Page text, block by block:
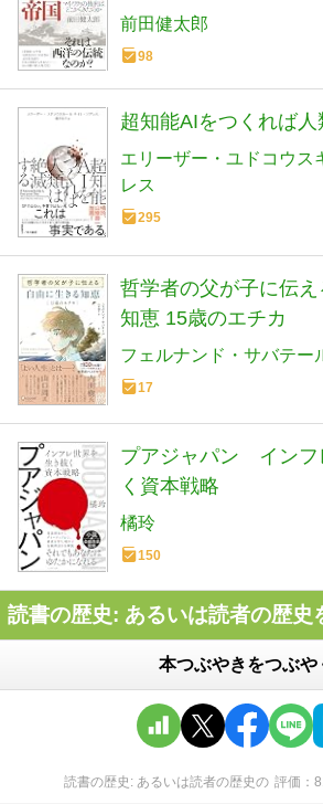
前田健太郎
98
超知能AIをつくれば人
エリーザー・ユドコウス
レス
295
哲学者の父が子に伝
知恵 15歳のエチカ
フェルナンド・サバテー
17
プアジャパン インフ
く資本戦略
橘玲
150
読書の歴史: あるいは読者の歴史
本つぶやきをつぶや
読書の歴史: あるいは読者の歴史の 評価